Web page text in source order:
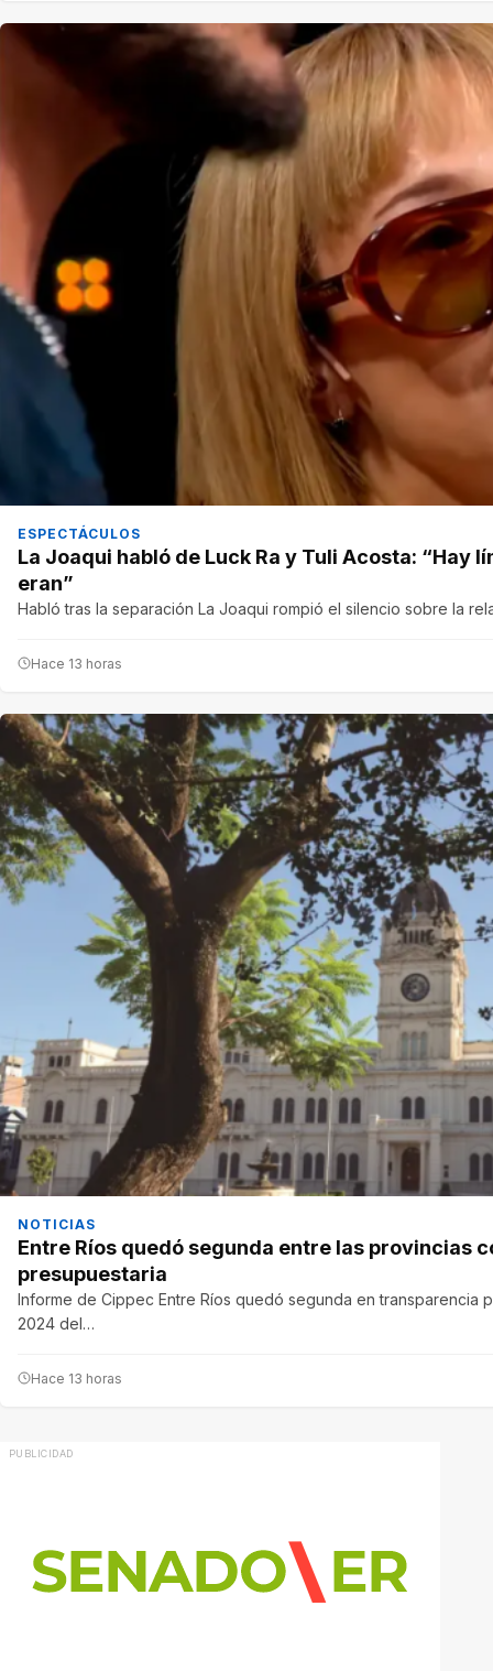
ESPECTÁCULOS
La Joaqui habló de Luck Ra y Tuli Acosta: “Hay
eran”
Habló tras la separación La Joaqui rompió el silencio sobre la
Hace 13 horas
NOTICIAS
Entre Ríos quedó segunda entre las provincias
presupuestaria
Informe de Cippec Entre Ríos quedó segunda en transparencia
2024 del…
Hace 13 horas